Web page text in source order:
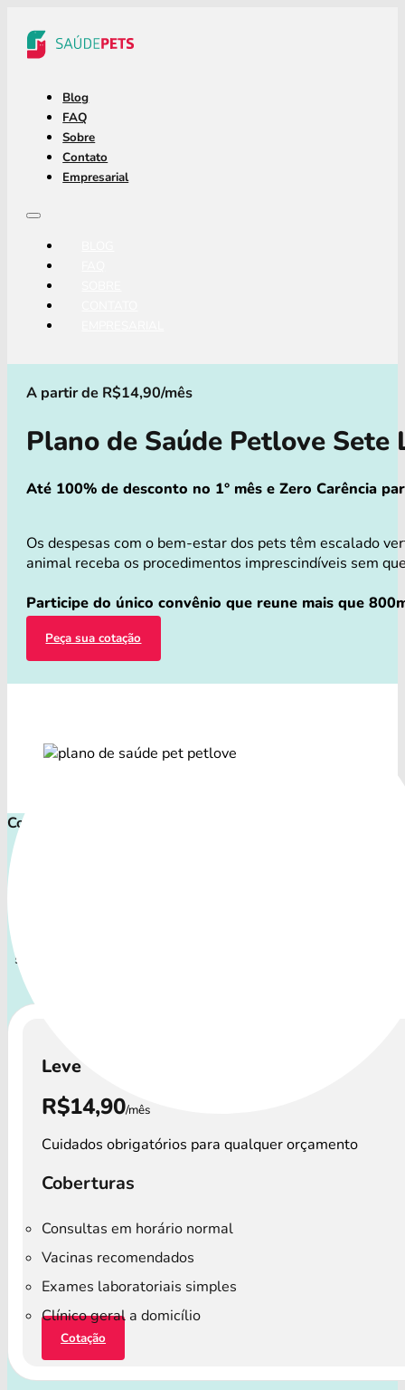
Blog
FAQ
Sobre
Contato
Empresarial
A partir de R$14,90/mês
Plano de Saúde Petlove Sete
Até 100% de desconto no 1° mês e Zero Carência
Os despesas com o bem-estar dos pets têm escalado
animal receba os procedimentos imprescindíveis sem
Participe do único convênio que reune mais que
Peça sua cotação
Comece proteger ainda hoje!
sênior que demanda atenção especial.
Leve
R$14,90/mês
Cuidados obrigatórios para qualquer orçamento
Coberturas
Consultas em horário normal
Vacinas recomendados
Exames laboratoriais simples
Clínico geral a domicílio
Cotação